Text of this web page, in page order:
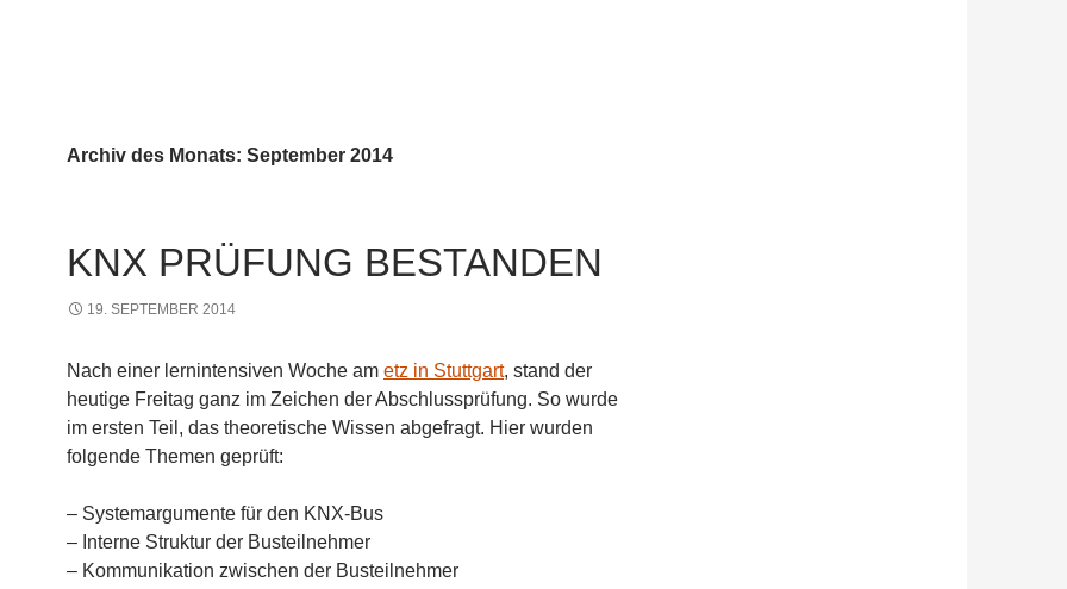
Archiv des Monats: September 2014
KNX PRÜFUNG BESTANDEN
19. SEPTEMBER 2014
Nach einer lernintensiven Woche am etz in Stuttgart, stand der
heutige Freitag ganz im Zeichen der Abschlussprüfung. So wurde
im ersten Teil, das theoretische Wissen abgefragt. Hier wurden
folgende Themen geprüft:
– Systemargumente für den KNX-Bus
– Interne Struktur der Busteilnehmer
– Kommunikation zwischen der Busteilnehmer